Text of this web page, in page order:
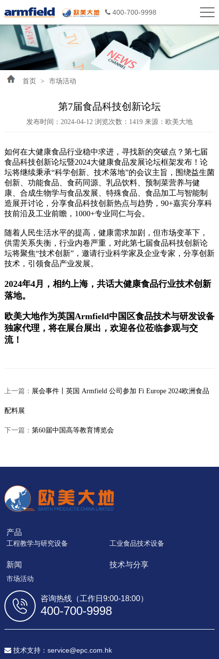
400-700-9998
首页 > 市场活动
第7届食品科技创新论坛
发布时间：2024-04-12 浏览次数：1419 来源：欧美大地
如何在大健康食品行业稳中求进，寻找新的突破点？第七届
食品科技创新论坛暨2024大健康食品发展论坛框架发布！论
坛将继续秉承“科学创新、技术落地”的会议主旨，围绕益生菌
创新、 功能食品 、食药同源、 乳品饮料、 预制菜营养与健
康、合成生物学与食品发展、特殊食品、 食品加工与智能制
造展开讨论，分享食品科技创新热点与趋势，90+嘉宾分享科
技前沿及工业前瞻，1000+专业同仁与会。
随着人民生活水平的提高，健康需求加剧，但市场变革下，
供需关系失衡，行业内卷严重，对此第七届食品科技创新论
坛将聚焦“技术创新”，邀请行业科学家及企业专家，分享创新
技术，引领食品产业发展。
2024年4月，相约上海， 共话大健康食品行业技术创新
落地。
欧美大地作为英国Armfield中国区食品技术与研发设备
独家代理，将在展台展出， 欢迎各位莅临参观与交
流！
上一篇： 展会事件丨英国 Armfield 公司参加 Fi Europe 2024欧洲食品
配料展
下一篇： 第60届中国高等教育博览会
产品
工程教学与研究设备 工业食品技术设备
新闻
市场活动
技术与分享
咨询热线（工作日9:00-18:00）
400-700-9998
技术支持：service@epc.com.hk